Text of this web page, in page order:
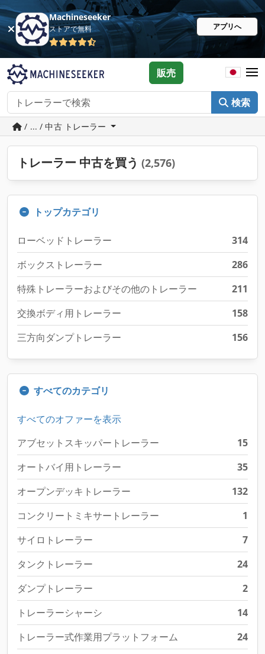
Machineseeker
ストアで無料 アプリへ
検索
販売
/ ... / 中古 トレーラー
トレーラー 中古を買う (2,576)
トップカテゴリ
ローベッドトレーラー
314
ボックストレーラー
286
特殊トレーラーおよびその他のトレーラー
211
交換ボディ用トレーラー
158
三方向ダンプトレーラー
156
すべてのカテゴリ
すべてのオファーを表示
アブセットスキッパートレーラー
15
オートバイ用トレーラー
35
オープンデッキトレーラー
132
コンクリートミキサートレーラー
1
サイロトレーラー
7
タンクトレーラー
24
ダンプトレーラー
2
トレーラーシャーシ
14
トレーラー式作業用プラットフォーム
24